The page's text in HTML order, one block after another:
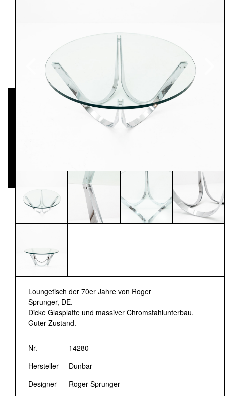
Loungetisch der 70er Jahre von Roger
Sprunger, DE.
Dicke Glasplatte und massiver Chromstahlunterbau.
Guter Zustand.
Nr.
14280
Hersteller
Dunbar
Designer
Roger Sprunger
Pressematerial